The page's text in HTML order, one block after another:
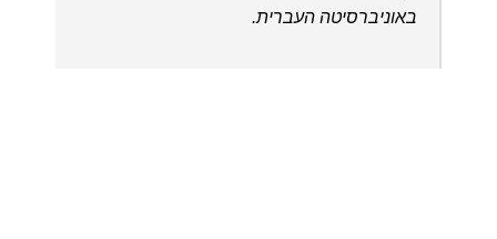
באוניברסיטה העברית.